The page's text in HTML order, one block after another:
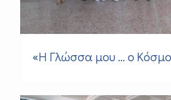
«Η Γλώσσα μου … ο